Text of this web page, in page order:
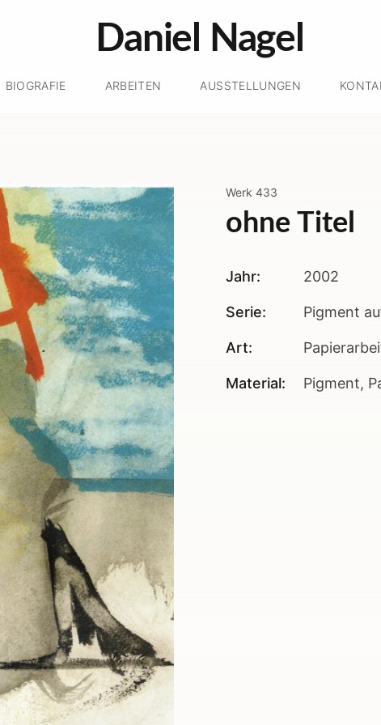
Daniel Nagel
BIOGRAFIE ARBEITEN AUSSTELLUNGEN
Werk 433
ohne Titel
Jahr: 2002
Serie: Pigment
Art:
Material: Pigment,